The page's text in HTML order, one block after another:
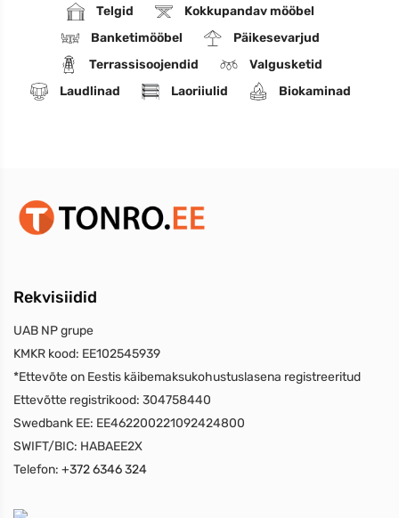
Telgid
Kokkupandav mööbel
Banketimööbel
Päikesevarjud
Terrassisoojendid
Valgusketid
Laudlinad
Laoriiulid Biokaminad
Rekvisiidid
UAB NP grupe
KMKR kood: EE102545939
*Ettevõte on Eestis käibemaksukohustuslasena registreeritud
Ettevõtte registrikood: 304758440
Swedbank EE: EE462200221092424800
SWIFT/BIC: HABAEE2X
Telefon: +372 6346 324